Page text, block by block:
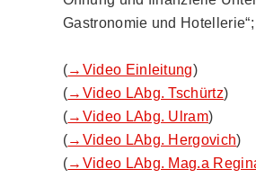
Gastronomie und Hotellerie“;
(→Video Einleitung)
(→Video LAbg. Tschürtz)
(→Video LAbg. Ulram)
(→Video LAbg. Hergovich)
(→Video LAbg. Mag.a